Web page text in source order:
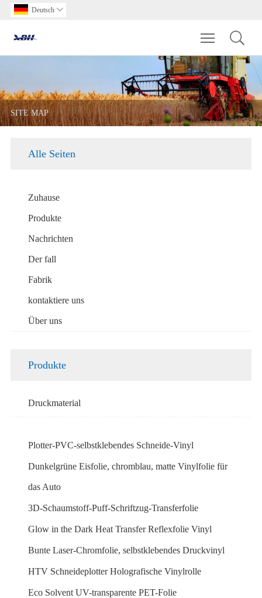
Deutsch 
Toggle
SITE MAP
Alle Seiten
Zuhause
Produkte
Nachrichten
Der fall
Fabrik
kontaktiere uns
Über uns
Produkte
Druckmaterial
Plotter-PVC-selbstklebendes Schneide-Vinyl
Dunkelgrüne Eisfolie, chromblau, matte Vinylfolie für
das Auto
3D-Schaumstoff-Puff-Schriftzug-Transferfolie
Glow in the Dark Heat Transfer Reflexfolie Vinyl
Bunte Laser-Chromfolie, selbstklebendes Druckvinyl
HTV Schneideplotter Holografische Vinylrolle
Eco Solvent UV-transparente PET-Folie